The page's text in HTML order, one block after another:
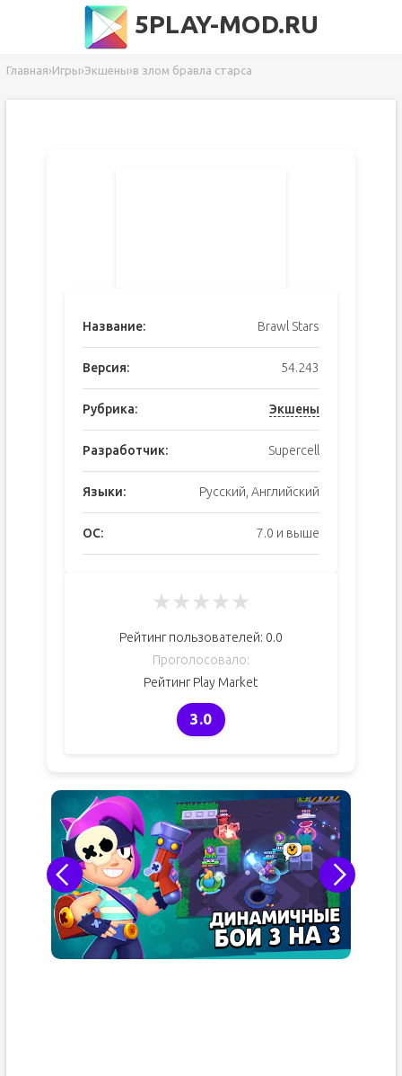
5PLAY-MOD.RU
Главная›Игры›Экшены›в злом бравла старса
Название: Brawl Stars
Версия: 54.243
Рубрика: Экшены
Разработчик: Supercell
Языки: Русский, Английский
ОС: 7.0 и выше
★★★★★
Рейтинг пользователей: 0.0
Проголосовало:
Рейтинг Play Market
3.0